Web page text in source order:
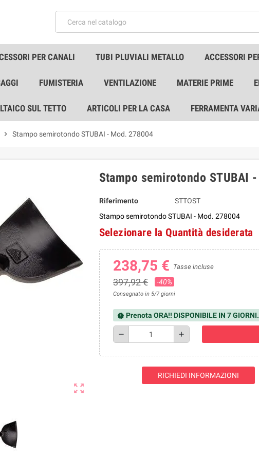
PER CANALI TUBI PLUVIALI METALLO ACCESSORI
FUMISTERIA VENTILAZIONE MATERIE PRIME
SUL TETTO ARTICOLI PER LA CASA FERRAMENTA
chevron_right Stampo semirotondo STUBAI - Mod. 278004
zoom_out_map
Stampo semirotondo STUBAI
Riferimento
STTOST
Stampo semirotondo STUBAI - Mod. 278004
Selezionare la Quantità desiderata
238,75 € Tasse incluse
397,92 € -40%
Consegnato in 5/7 giorni
new_releases Prenota ORA!! DISPONIBILE IN 7 GIORNI.
remove add
RICHIEDI INFORMAZIONI